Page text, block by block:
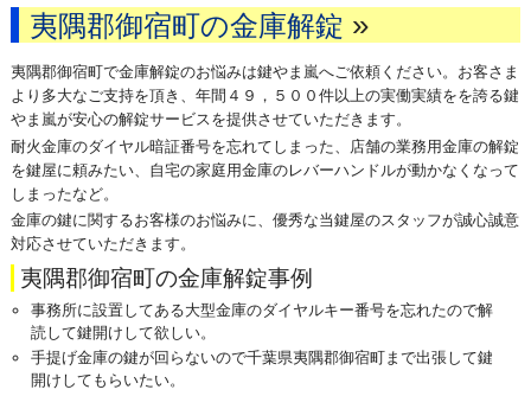
夷隅郡御宿町の金庫解錠 »
夷隅郡御宿町で金庫解錠のお悩みは鍵やま嵐へご依頼ください。お客さま
より多大なご支持を頂き、年間４９，５００件以上の実働実績をを誇る鍵
やま嵐が安心の解錠サービスを提供させていただきます。
耐火金庫のダイヤル暗証番号を忘れてしまった、店舗の業務用金庫の解錠
を鍵屋に頼みたい、自宅の家庭用金庫のレバーハンドルが動かなくなって
しまったなど。
金庫の鍵に関するお客様のお悩みに、優秀な当鍵屋のスタッフが誠心誠意
対応させていただきます。
夷隅郡御宿町の金庫解錠事例
事務所に設置してある大型金庫のダイヤルキー番号を忘れたので解
読して鍵開けして欲しい。
手提げ金庫の鍵が回らないので千葉県夷隅郡御宿町まで出張して鍵
開けしてもらいたい。